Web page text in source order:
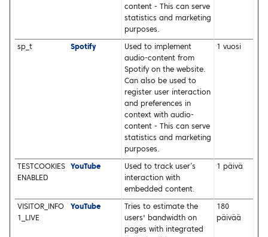
content - This can serve
statistics and marketing
purposes.
sp_t Spotify
Used to implement
audio-content from
Spotify on the website.
Can also be used to
register user interaction
and preferences in
context with audio-
content - This can serve
statistics and marketing
purposes.
1 vuosi
TESTCOOKIES
ENABLED
YouTube
Used to track user’s
interaction with
embedded content.
1 päivä
VISITOR_INFO
1_LIVE
YouTube
Tries to estimate the
users' bandwidth on
pages with integrated
180
päivää